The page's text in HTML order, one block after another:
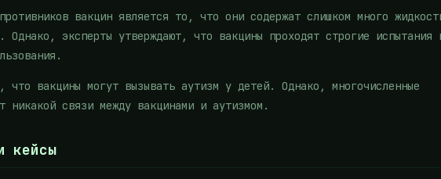
вакцин является то, что они содержат слишком много
эксперты утверждают, что вакцины проходят строгие испытания
что вакцины могут вызывать аутизм у детей. Однако, многочисленные
никакой связи между вакцинами и аутизмом.
кейсы